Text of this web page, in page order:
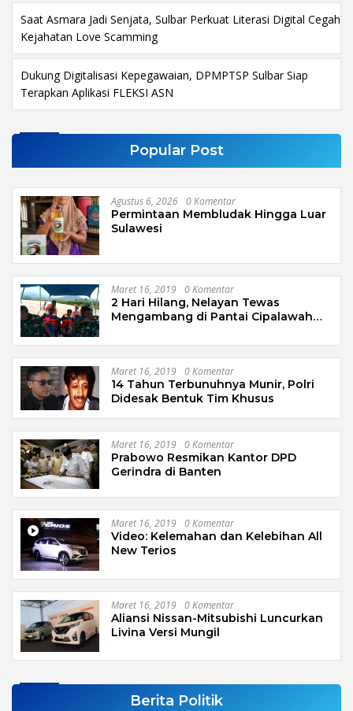
Saat Asmara Jadi Senjata, Sulbar Perkuat Literasi Digital Cegah
Kejahatan Love Scamming
Dukung Digitalisasi Kepegawaian, DPMPTSP Sulbar Siap
Terapkan Aplikasi FLEKSI ASN
Popular Post
Agustus 6, 2026 0 Komentar
Permintaan Membludak Hingga Luar
Sulawesi
Maret 16, 2019 0 Komentar
2 Hari Hilang, Nelayan Tewas
Mengambang di Pantai Cipalawah
Maret 16, 2019 0 Komentar
14 Tahun Terbunuhnya Munir, Polri
Didesak Bentuk Tim Khusus
Maret 16, 2019 0 Komentar
Prabowo Resmikan Kantor DPD
Gerindra di Banten
Maret 16, 2019 0 Komentar
Video: Kelemahan dan Kelebihan All
New Terios
Maret 16, 2019 0 Komentar
Aliansi Nissan-Mitsubishi Luncurkan
Livina Versi Mungil
Berita Politik